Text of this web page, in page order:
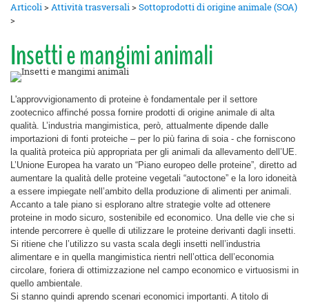
Articoli>Attività trasversali>Sottoprodotti di origine animale (SOA)
>
Insetti e mangimi animali
L'approvvigionamento di proteine è fondamentale per il settore
zootecnico affinché possa fornire prodotti di origine animale di alta
qualità. L’industria mangimistica, però, attualmente dipende dalle
importazioni di fonti proteiche – per lo più farina di soia - che forniscono
la qualità proteica più appropriata per gli animali da allevamento dell’UE.
L’Unione Europea ha varato un “Piano europeo delle proteine”, diretto ad
aumentare la qualità delle proteine vegetali “autoctone” e la loro idoneità
a essere impiegate nell’ambito della produzione di alimenti per animali.
Accanto a tale piano si esplorano altre strategie volte ad ottenere
proteine in modo sicuro, sostenibile ed economico. Una delle vie che si
intende percorrere è quelle di utilizzare le proteine derivanti dagli insetti.
Si ritiene che l’utilizzo su vasta scala degli insetti nell’industria
alimentare e in quella mangimistica rientri nell’ottica dell’economia
circolare, foriera di ottimizzazione nel campo economico e virtuosismi in
quello ambientale.
Si stanno quindi aprendo scenari economici importanti. A titolo di